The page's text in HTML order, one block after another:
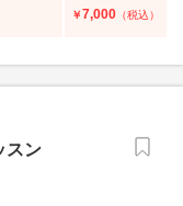
￥7,000 （税込）
スン